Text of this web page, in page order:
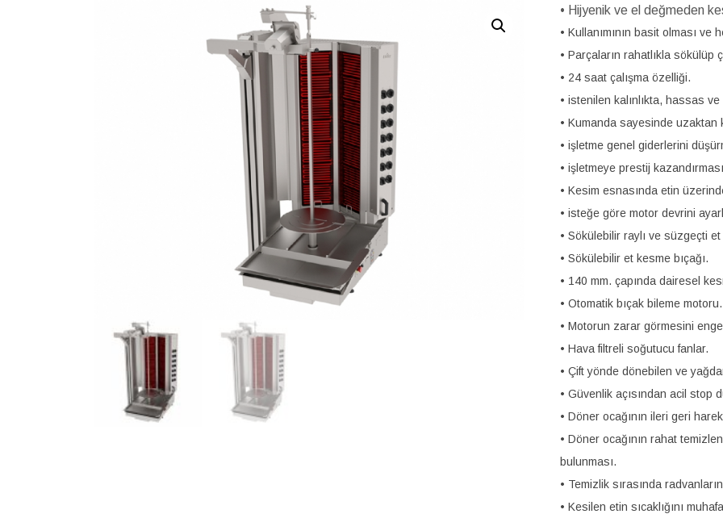
• Hijyenik ve el değmeden
• Kullanımının basit olması
• Parçaların rahatlıkla sökülüp
• 24 saat çalışma özelliği.
• istenilen kalınlıkta, hassas
• Kumanda sayesinde uzaktan
• işletme genel giderlerini
• işletmeye prestij
• Kesim esnasında etin
• isteğe göre motor devrini
• Sökülebilir raylı ve süzgeçti
• Sökülebilir et kesme bıçağı.
• 140 mm. çapında dairesel
• Otomatik bıçak bileme motoru.
• Motorun zarar görmesini
• Hava filtreli soğutucu fanlar.
• Çift yönde dönebilen ve
• Güvenlik açısından acil stop
• Döner ocağının ileri geri
• Döner ocağının rahat
bulunması.
• Temizlik sırasında
• Kesilen etin sıcaklığını